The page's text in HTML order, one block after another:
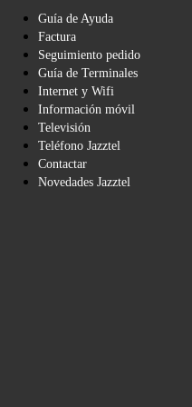
Guía de Ayuda
Factura
Seguimiento pedido
Guía de Terminales
Internet y Wifi
Información móvil
Televisión
Teléfono Jazztel
Contactar
Novedades Jazztel